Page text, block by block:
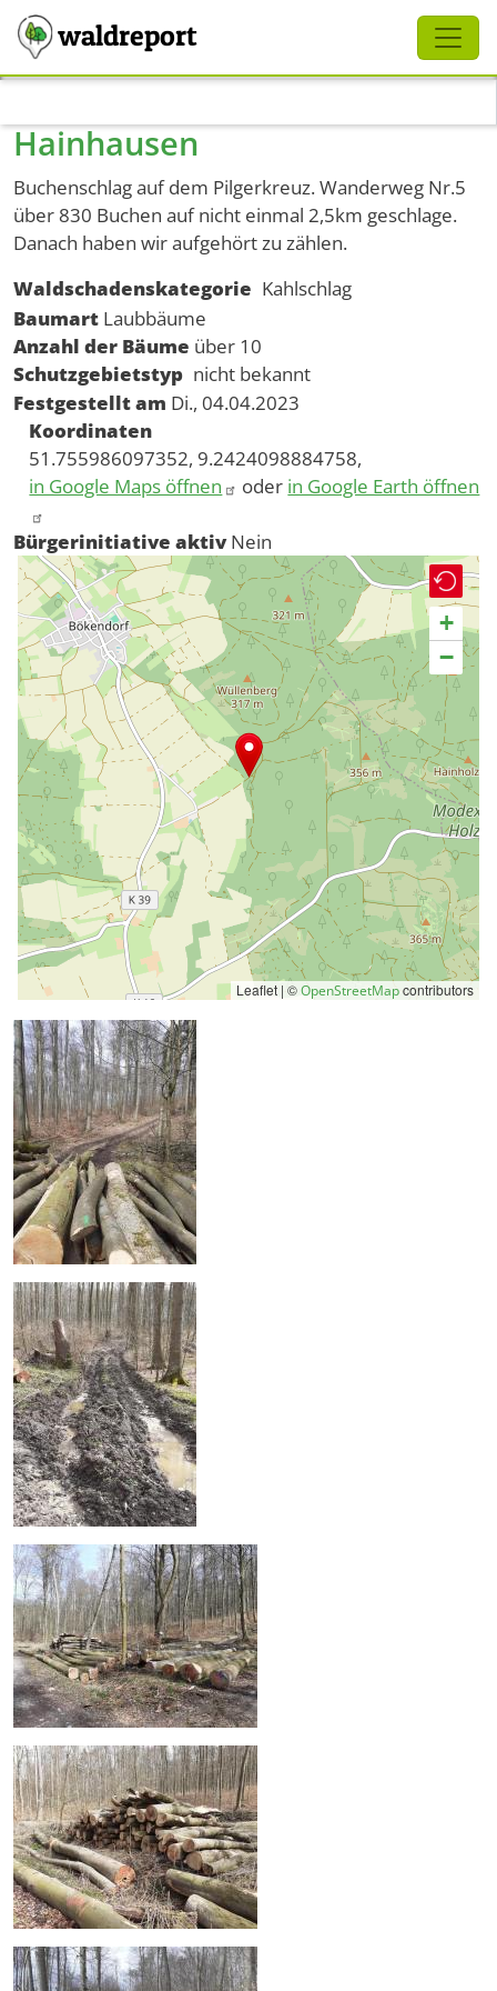
waldreport
Hainhausen
Buchenschlag auf dem Pilgerkreuz. Wanderweg Nr.5
über 830 Buchen auf nicht einmal 2,5km geschlage.
Danach haben wir aufgehört zu zählen.
Waldschadenskategorie Kahlschlag
Baumart Laubbäume
Anzahl der Bäume über 10
Schutzgebietstyp nicht bekannt
Festgestellt am Di., 04.04.2023
Koordinaten
51.755986097352, 9.2424098884758,
in Google Maps öffnen
oder in Google Earth öffnen
Bürgerinitiative aktiv Nein
+
−
Leaflet | ©OpenStreetMapcontributors
Schliessen